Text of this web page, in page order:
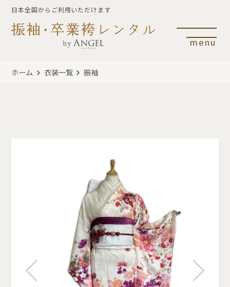
日本全国からご利用いただけます
menu
ホーム 衣装一覧 振袖